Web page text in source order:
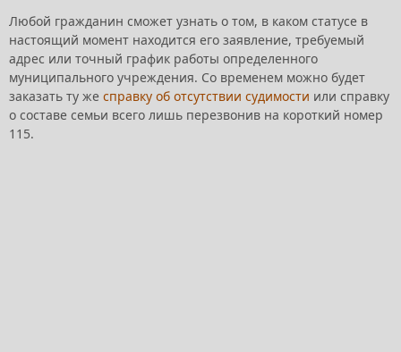
Любой гражданин сможет узнать о том, в каком статусе в
настоящий момент находится его заявление, требуемый
адрес или точный график работы определенного
муниципального учреждения. Со временем можно будет
заказать ту же справку об отсутствии судимости или справку
о составе семьи всего лишь перезвонив на короткий номер
115.